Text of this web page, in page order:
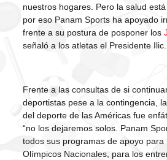
nuestros hogares. Pero la salud
por eso Panam Sports ha apoyado
frente a su postura de posponer los
señaló a los atletas el Presidente Ilic.
Frente a las consultas de si
deportistas pese a la contingencia,
del deporte de las Américas fue
“no los dejaremos solos. Panam
todos sus programas de apoyo para
Olímpicos Nacionales, para los